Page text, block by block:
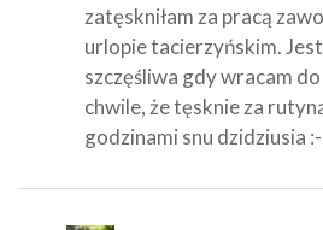
zatęskniłam za pracą
urlopie tacierzyńskim.
szczęśliwa gdy wracam
chwile, że tęsknie za
godzinami snu dzidziusia